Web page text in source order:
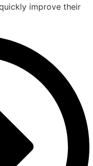
improve their